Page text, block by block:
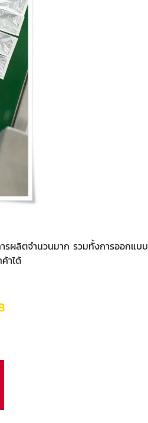
รผลิตจำนวนมาก รวมทั้งการออกแบบ
าได้